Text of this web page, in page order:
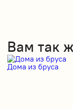
Вам так
Дома из бруса